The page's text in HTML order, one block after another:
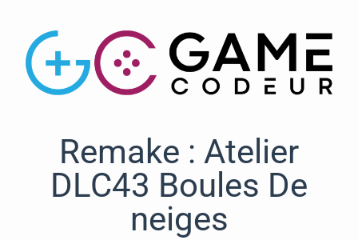
Remake : Atelier
DLC43 Boules De
neiges